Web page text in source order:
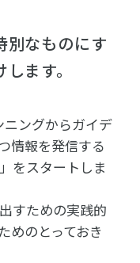
別なものにす
ます。
ニングからガイデ
情報を発信する
をスタートしま
すための実践的
めのとっておき